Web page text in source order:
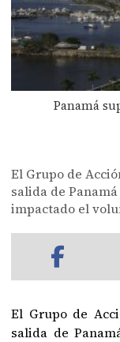
Panamá
El Grupo de
salida de
impactado el
El Grupo de
salida de